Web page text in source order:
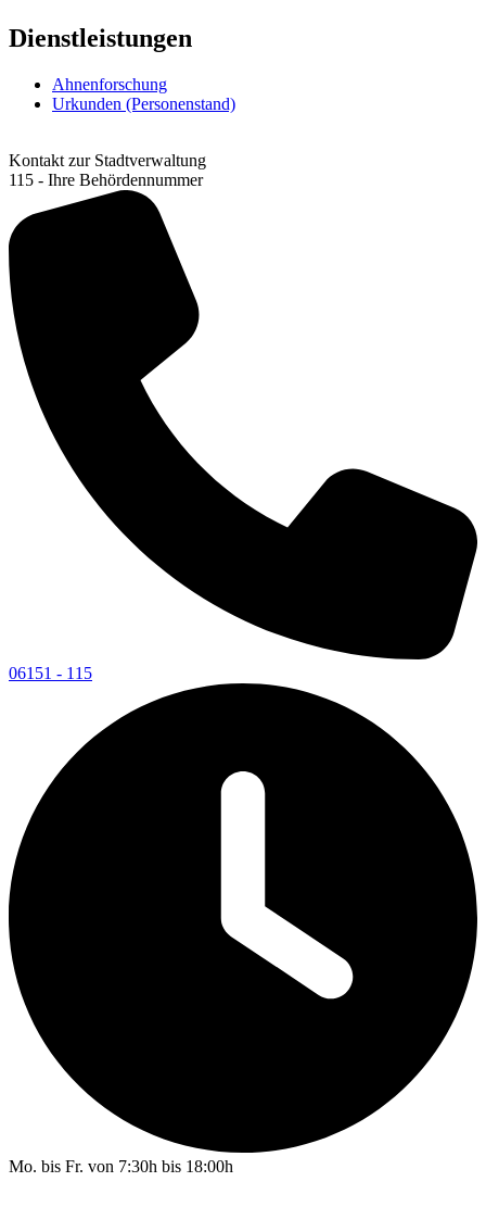
Dienstleistungen
Ahnenforschung
Urkunden (Personenstand)
Kontakt zur Stadtverwaltung
115 - Ihre Behördennummer
06151 - 115
Mo. bis Fr. von 7:30h bis 18:00h